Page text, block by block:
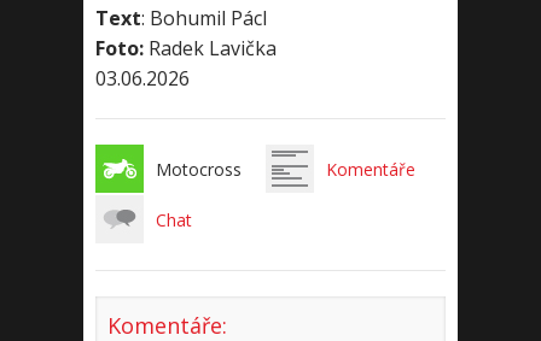
Text: Bohumil Pácl
Foto: Radek Lavička
03.06.2026
Motocross Komentáře
Chat
Komentáře: